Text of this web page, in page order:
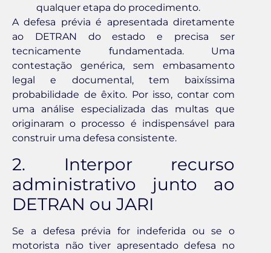
qualquer etapa do procedimento.
A defesa prévia é apresentada diretamente
ao DETRAN do estado e precisa ser
tecnicamente fundamentada. Uma
contestação genérica, sem embasamento
legal e documental, tem baixíssima
probabilidade de êxito. Por isso, contar com
uma análise especializada das multas que
originaram o processo é indispensável para
construir uma defesa consistente.
2. Interpor recurso
administrativo junto ao
DETRAN ou JARI
Se a defesa prévia for indeferida ou se o
motorista não tiver apresentado defesa no